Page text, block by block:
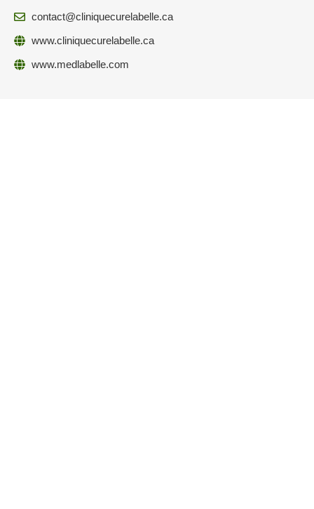
contact@cliniquecurelabelle.ca
www.cliniquecurelabelle.ca
www.medlabelle.com